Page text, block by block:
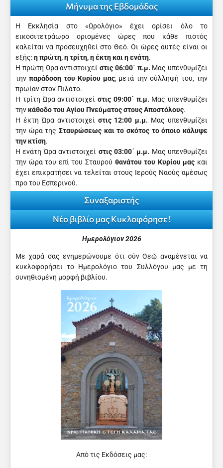
Μήνυμα της Εβδομάδας
Η Εκκλησία στο «Ωρολόγιο» έχει ορίσει όλο το
εικοσιτετράωρο ορισμένες ώρες που κάθε πιστός
καλείται να προσευχηθεί στο Θεό. Οι ώρες αυτές είναι οι
εξής:η πρώτη, η τρίτη, η έκτη και η ενάτη.
Η πρώτη Ώρα αντιστοιχεί στις 06:00΄ π.μ. Μας υπενθυμίζει
την παράδοση του Κυρίου μας, μετά την σύλληψή του, την
πρωίαν στον Πιλάτο.
Η τρίτη Ώρα αντιστοιχεί στις 09:00΄ π.μ. Μας υπενθυμίζει
τηνκάθοδο του Αγίου Πνεύματος στους Αποστόλους.
Η έκτη Ώρα αντιστοιχεί στις 12:00 μ.μ. Μας υπενθυμίζει
την ώρα της Σταυρώσεως και το σκότος το όποιο κάλυψε
την κτίση.
Η ενάτη Ώρα αντιστοιχεί στις 03:00΄ μ.μ. Μας υπενθυμίζει
την ώρα του επί του Σταυρού θανά­του του Κυρίου μας και
έχει επικρατήσει να τελείται στους Ιερούς Ναούς αμέσως
προ του Εσπερινού.
Συναξαριστής
Νέο βιβλίο μας Κυκλοφόρησε !
Ημερολόγιον 2026
Με χαρά σας ενημερώνουμε ότι σύν Θεῷ αναμένεται να
κυκλοφορήσει το Ημερολόγιο του Συλλόγου μας με τη
συνηθισμένη μορφή βιβλίου.
Από τις Εκδόσεις μας: